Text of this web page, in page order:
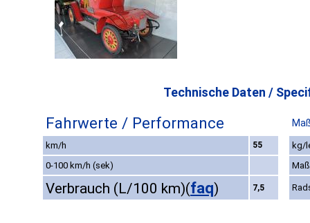
Technische Daten /
Fahrwerte / Performance
km/h 55
kg/
0-100 km/h (sek)
Verbrauch (L/100 km)(faq) 7,5